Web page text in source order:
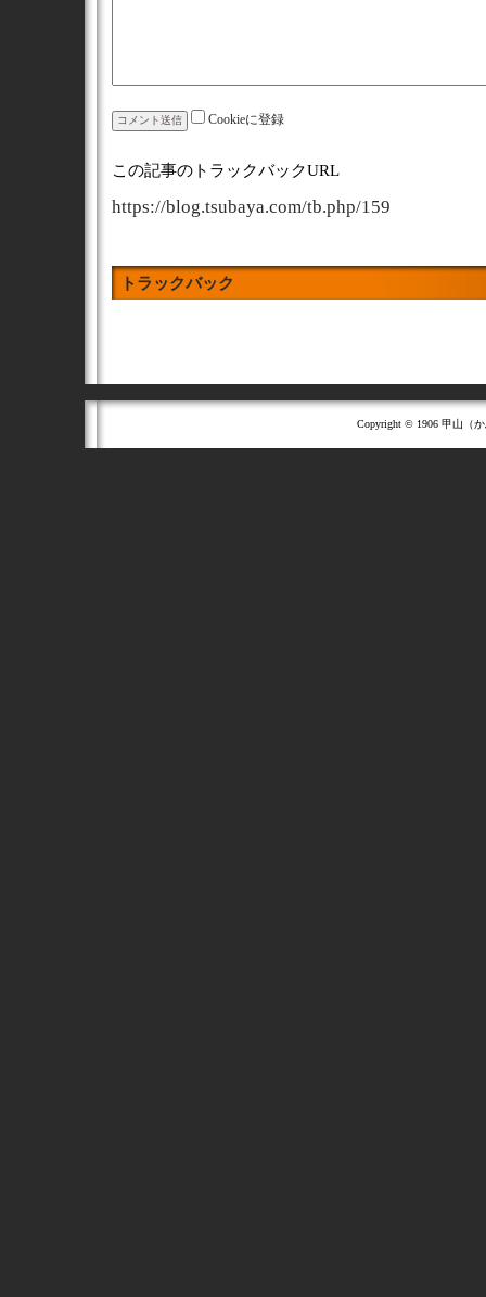
Cookieに登録
この記事のトラックバックURL
https://blog.tsubaya.com/tb.php/159
トラックバック
Copyright © 1906 甲山（